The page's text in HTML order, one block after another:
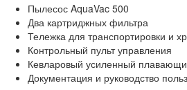
Пылесос AquaVac 500
Два картриджных фильтра
Тележка для транспортировки и
Контрольный пульт управления
Кевларовый усиленный
Документация и руководство